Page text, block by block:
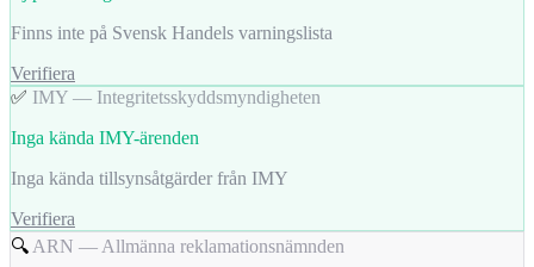
Finns inte på Svensk Handels varningslista
Verifiera
✅ IMY — Integritetsskyddsmyndigheten
Inga kända IMY-ärenden
Inga kända tillsynsåtgärder från IMY
Verifiera
🔍 ARN — Allmänna reklamationsnämnden